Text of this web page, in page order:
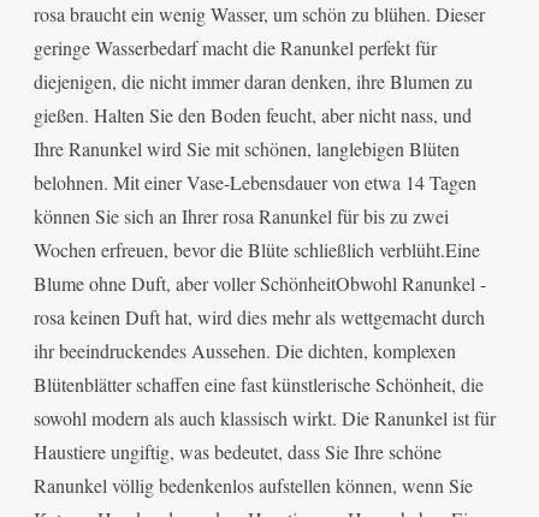
rosa braucht ein wenig Wasser, um schön zu blühen. Dieser
geringe Wasserbedarf macht die Ranunkel perfekt für
diejenigen, die nicht immer daran denken, ihre Blumen zu
gießen. Halten Sie den Boden feucht, aber nicht nass, und
Ihre Ranunkel wird Sie mit schönen, langlebigen Blüten
belohnen. Mit einer Vase-Lebensdauer von etwa 14 Tagen
können Sie sich an Ihrer rosa Ranunkel für bis zu zwei
Wochen erfreuen, bevor die Blüte schließlich verblüht.Eine
Blume ohne Duft, aber voller SchönheitObwohl Ranunkel -
rosa keinen Duft hat, wird dies mehr als wettgemacht durch
ihr beeindruckendes Aussehen. Die dichten, komplexen
Blütenblätter schaffen eine fast künstlerische Schönheit, die
sowohl modern als auch klassisch wirkt. Die Ranunkel ist für
Haustiere ungiftig, was bedeutet, dass Sie Ihre schöne
Ranunkel völlig bedenkenlos aufstellen können, wenn Sie